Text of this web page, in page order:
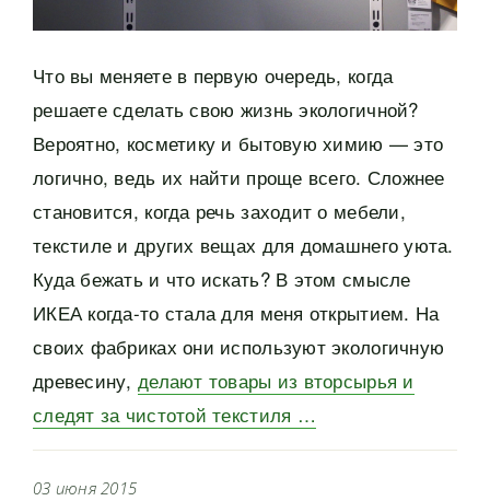
Что вы меняете в первую очередь, когда
решаете сделать свою жизнь экологичной?
Вероятно, косметику и бытовую химию — это
логично, ведь их найти проще всего. Сложнее
становится, когда речь заходит о мебели,
текстиле и других вещах для домашнего уюта.
Куда бежать и что искать? В этом смысле
ИКЕА когда-то стала для меня открытием. На
своих фабриках они используют экологичную
древесину, делают товары из вторсырья и
следят за чистотой текстиля …
03 июня 2015